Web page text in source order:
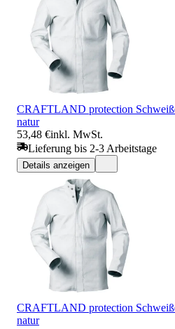
CRAFTLAND protection
natur
53,48 €inkl. MwSt.
Lieferung bis 2-3 Arbeitstage
Details anzeigen
CRAFTLAND protection
natur